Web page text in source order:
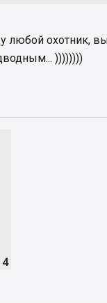
любой охотник,
))))))))